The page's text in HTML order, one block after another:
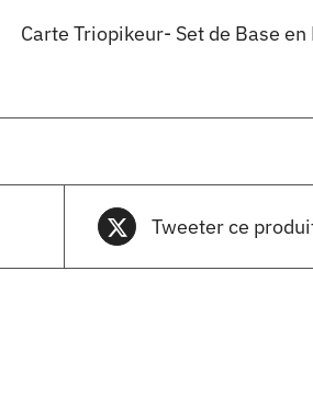
Carte Triopikeur- Set de Base
Tweeter ce